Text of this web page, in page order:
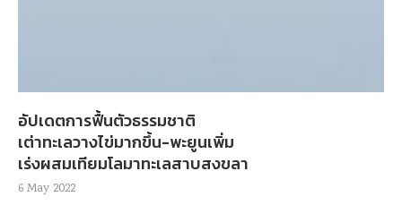
อัปเดตการฟื้นตัวธรรมชาติ
เต่าทะเลวางไข่มากขึ้น-พะยูนเพิ่ม
เร่งผสมเทียมโลมาทะเลสาบสงขลา
6 May 2022